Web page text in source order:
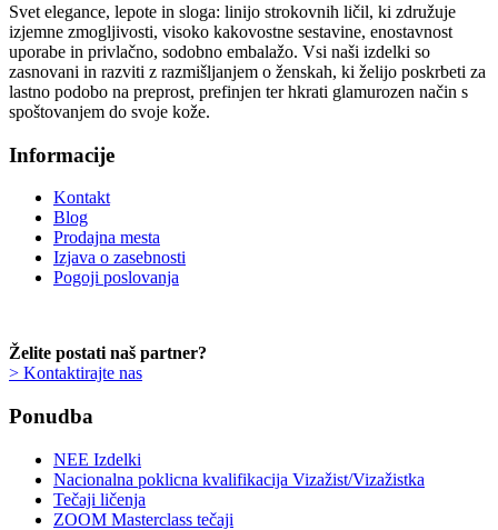
Svet elegance, lepote in sloga: linijo strokovnih ličil, ki združuje
izjemne zmogljivosti, visoko kakovostne sestavine, enostavnost
uporabe in privlačno, sodobno embalažo. Vsi naši izdelki so
zasnovani in razviti z razmišljanjem o ženskah, ki želijo poskrbeti za
lastno podobo na preprost, prefinjen ter hkrati glamurozen način s
spoštovanjem do svoje kože.
Informacije
Kontakt
Blog
Prodajna mesta
Izjava o zasebnosti
Pogoji poslovanja
Želite postati naš partner?
> Kontaktirajte nas
Ponudba
NEE Izdelki
Nacionalna poklicna kvalifikacija Vizažist/Vizažistka
Tečaji ličenja
ZOOM Masterclass tečaji